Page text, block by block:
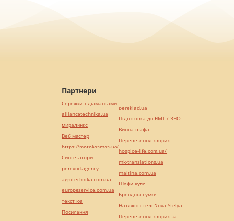
Партнери
Сережки з діамантами
alliancetechnika.ua
миралинкс
Веб мастер
https://motokosmos.ua/
Синтезатори
perevod.agency
agrotechnika.com.ua
europeservice.com.ua
текст юа
Посилання
pereklad.ua
Підготовка до НМТ / ЗНО
Винна шафа
Перевезення хворих
hospice-life.com.ua/
mk-translations.ua
maltina.com.ua
Шафи купе
Брендові сумки
Натяжні стелі Nova Stelya
Перевезення хворих за